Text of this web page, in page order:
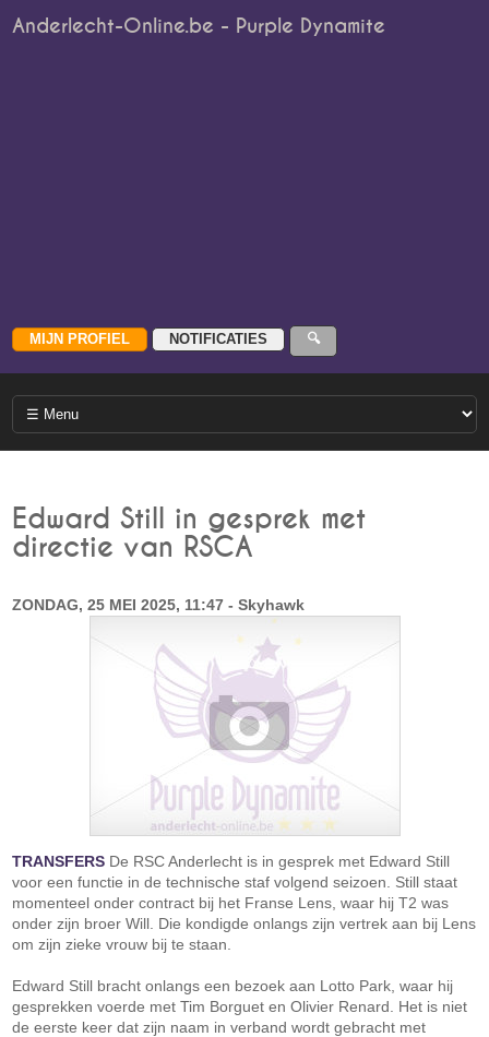
Anderlecht-Online.be - Purple Dynamite
Edward Still in gesprek met
directie van RSCA
ZONDAG, 25 MEI 2025, 11:47 - Skyhawk
TRANSFERS De RSC Anderlecht is in gesprek met Edward Still
voor een functie in de technische staf volgend seizoen. Still staat
momenteel onder contract bij het Franse Lens, waar hij T2 was
onder zijn broer Will. Die kondigde onlangs zijn vertrek aan bij Lens
om zijn zieke vrouw bij te staan.
Edward Still bracht onlangs een bezoek aan Lotto Park, waar hij
gesprekken voerde met Tim Borguet en Olivier Renard. Het is niet
de eerste keer dat zijn naam in verband wordt gebracht met